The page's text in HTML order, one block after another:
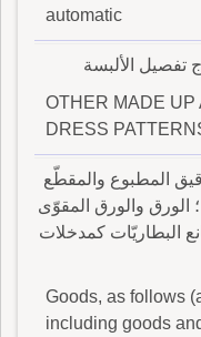
automatic
تفصيل الألبسة
OTHER MADE UP
DRESS
المطبوع والمقطّع
؛ الورق والورق المقوّى
البطاريّات كمدخلات
Goods, as follows
including goods